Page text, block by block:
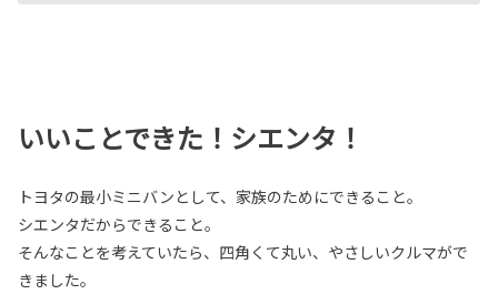
いいことできた！シエンタ！
トヨタの最小ミニバンとして、家族のためにできること。
シエンタだからできること。
そんなことを考えていたら、四角くて丸い、やさしいクルマがで
きました。